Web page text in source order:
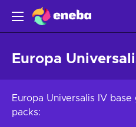
Europa
Europa Universalis IV
packs: